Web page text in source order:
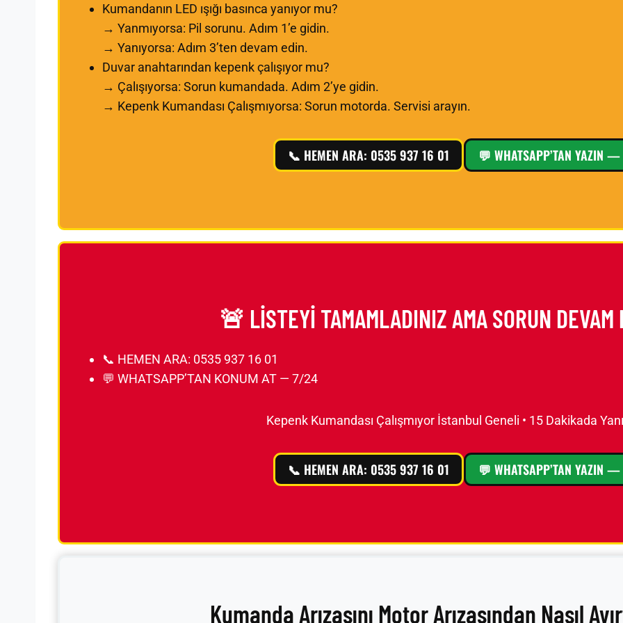
Kumandanın LED ışığı basınca yanıyor mu?
→ Yanmıyorsa: Pil sorunu. Adım 1’e gidin.
→ Yanıyorsa: Adım 3’ten devam edin.
Duvar anahtarından kepenk çalışıyor mu?
→ Çalışıyorsa: Sorun kumandada. Adım 2’ye gidin.
→ Kepenk Kumandası Çalışmıyorsa: Sorun motorda. Servisi arayın.
📞 HEMEN ARA: 0535 937 16 01 💬 WHATSAPP’TAN YAZIN
🚨 LİSTEYİ TAMAMLADINIZ AMA SORUN DEVAM
📞 HEMEN ARA: 0535 937 16 01
💬 WHATSAPP’TAN KONUM AT — 7/24
Kepenk Kumandası Çalışmıyor İstanbul Geneli • 15 Dakikada
📞 HEMEN ARA: 0535 937 16 01 💬 WHATSAPP’TAN YAZIN
Kumanda Arızasını Motor Arızasından Nasıl